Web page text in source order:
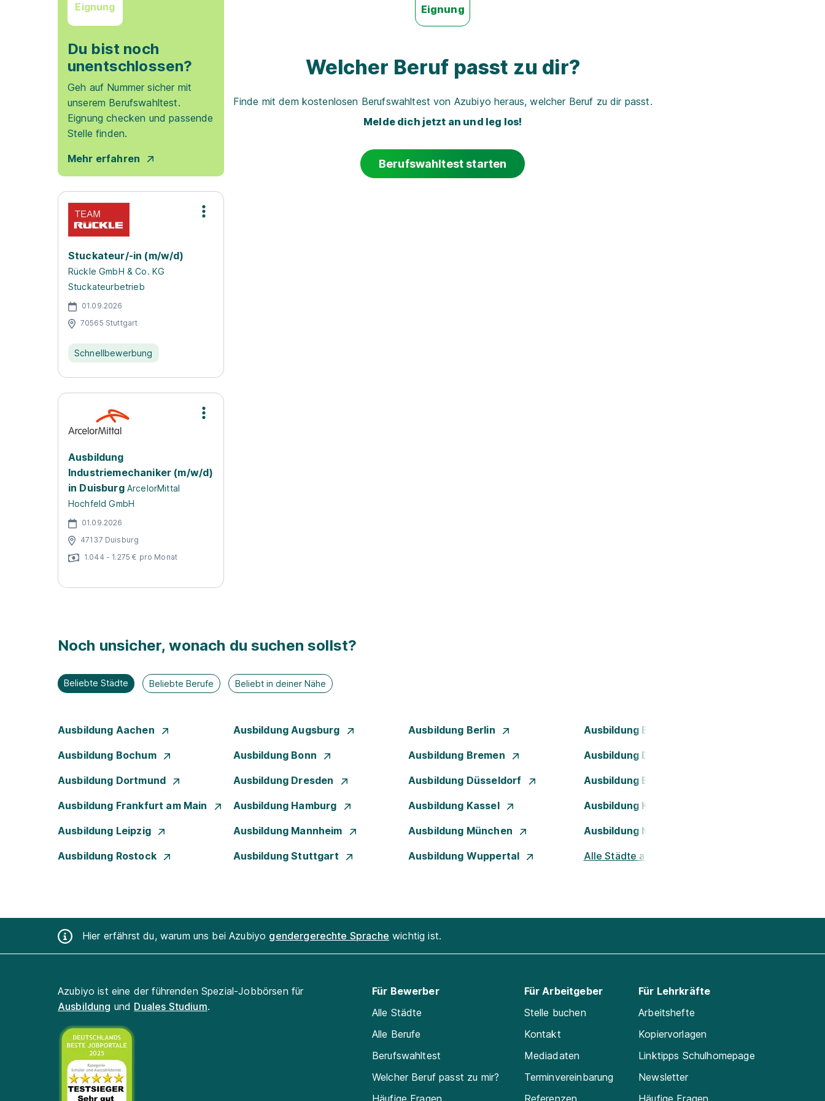
Eignung
Du bist noch
unentschlossen?
Geh auf Nummer sicher mit
unserem Berufswahltest.
Eignung checken und passende
Stelle finden.
Mehr erfahren
Stuckateur/-in (m/w/d)
Rückle GmbH & Co. KG
Stuckateurbetrieb
01.09.2026
70565 Stuttgart
Schnellbewerbung
Ausbildung
Industriemechaniker (m/w/d)
in Duisburg ArcelorMittal
Hochfeld GmbH
01.09.2026
47137 Duisburg
1.044 - 1.275 € pro Monat
Eignung
Welcher Beruf passt zu dir?
Finde mit dem kostenlosen Berufswahltest von Azubiyo heraus, welcher Beruf zu dir passt.
Melde dich jetzt an und leg los!
Berufswahltest starten
Noch unsicher, wonach du suchen sollst?
Beliebte Städte Beliebte Berufe Beliebt in deiner Nähe
Ausbildung Aachen Ausbildung Augsburg Ausbildung Berlin Ausbildung Bielefeld
Ausbildung Bochum Ausbildung Bonn Ausbildung Bremen Ausbildung Darmstadt
Ausbildung Dortmund Ausbildung Dresden Ausbildung Düsseldorf Ausbildung Essen
Ausbildung Frankfurt am Main Ausbildung Hamburg Ausbildung Kassel Ausbildung Köln
Ausbildung Leipzig Ausbildung Mannheim Ausbildung München Ausbildung Nürnberg
Ausbildung Rostock Ausbildung Stuttgart Ausbildung Wuppertal Alle Städte ansehen
Hier erfährst du, warum uns bei Azubiyo gendergerechte Sprache wichtig ist.
Azubiyo ist eine der führenden Spezial-Jobbörsen für
Ausbildung und Duales Studium.
Für Bewerber
Alle Städte
Alle Berufe
Berufswahltest
Welcher Beruf passt zu mir?
Häufige Fragen
Für Arbeitgeber
Stelle buchen
Kontakt
Mediadaten
Terminvereinbarung
Referenzen
Für Lehrkräfte
Arbeitshefte
Kopiervorlagen
Linktipps Schulhomepage
Newsletter
Häufige Fragen